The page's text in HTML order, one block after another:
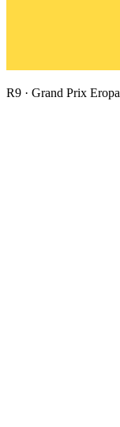
R9 · Grand Prix Eropa